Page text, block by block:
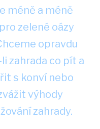
méně a méně
zelené oázy
opravdu
zahrada co pít a
s konví nebo
výhody
zahrady.